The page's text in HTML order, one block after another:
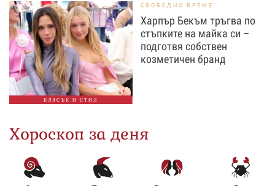
БЛЯСЪК И СТИЛ
СВОБОДНО ВРЕМЕ
Харпър Бекъм тръгва по
стъпките на майка си –
подготвя собствен
козметичен бранд
Хороскоп за деня